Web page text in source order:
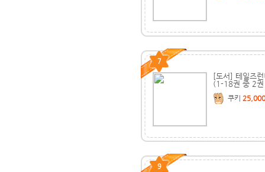
7
[도서] 테일즈
(1-18권 중 2권
쿠키 25,000
9